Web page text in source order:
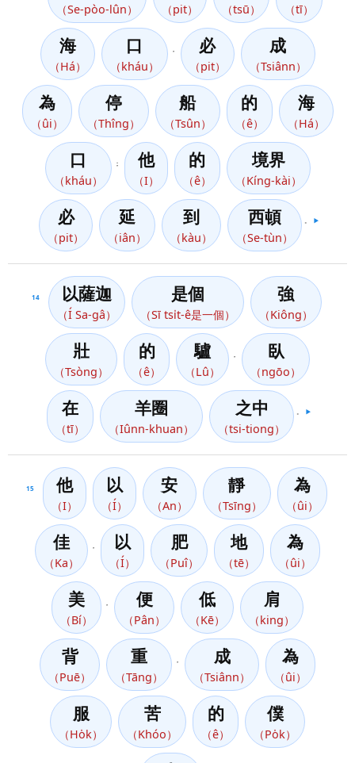
（Se-pòo-lûn） （pit） （tsū） （tī）
海
（Há）
口
（kháu）
必
（pit）
成
（Tsiânn）
為
（ûi）
停
（Thîng）
船
（Tsûn）
的
（ê）
海
（Há）
口
（kháu）
； 他
（I）
的
（ê）
境界
（Kíng-kài）
必
（pit）
延
（iân）
到
（kàu）
西頓
（Se-tùn）
▶️
14 以薩迦
（Í Sa-gâ）
是個
（Sī tsi̍t-ê是一個）
強
（Kiông）
壯
（Tsòng）
的
（ê）
驢
（Lû）
臥
（ngōo）
在
（tī）
羊圈
（Iûnn-khuan）
之中
（tsi-tiong）
▶️
15 他
（I）
以
（Í）
安
（An）
靜
（Tsīng）
為
（ûi）
佳
（Ka）
以
（Í）
肥
（Puî）
地
（tē）
為
（ûi）
美
（Bí）
便
（Pân）
低
（Kē）
肩
（king）
背
（Puē）
重
（Tāng）
成
（Tsiânn）
為
（ûi）
服
（Ho̍k）
苦
（Khóo）
的
（ê）
僕
（Po̍k）